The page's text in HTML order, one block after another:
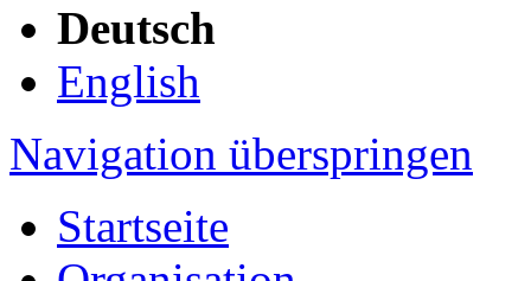
Deutsch
English
Navigation überspringen
Startseite